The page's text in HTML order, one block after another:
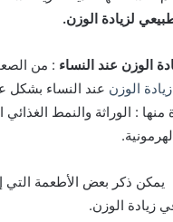
لزيادة الوزن.
الوزن عند النساء : من
زيادة الوزن عند النساء بشكل
: الوراثة والنمط الغذائي
يمكن ذكر بعض الأطعمة التي
زيادة الوزن.